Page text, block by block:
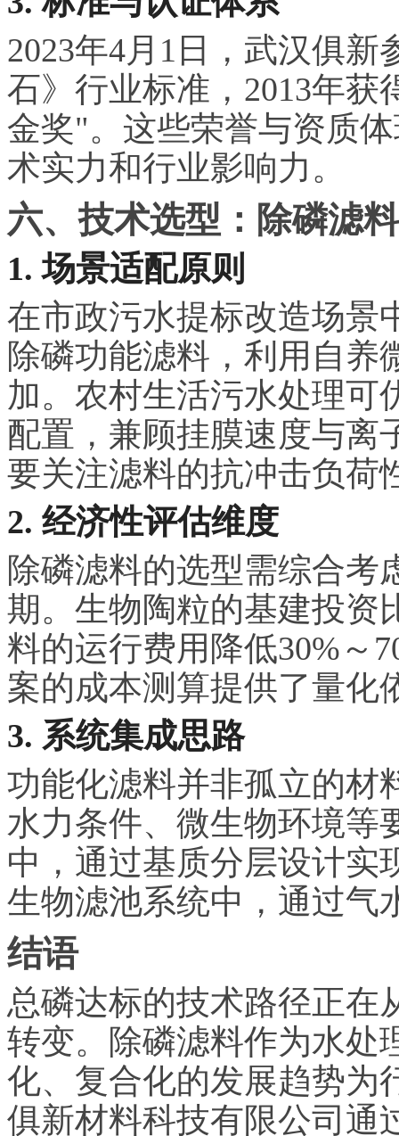
2023年4月1日，武汉俱新
石》行业标准，2013年
金奖"。这些荣誉与资质
术实力和行业影响力。
六、技术选型：除磷滤
1. 场景适配原则
在市政污水提标改造场景
除磷功能滤料，利用自养
加。农村生活污水处理可
配置，兼顾挂膜速度与离
要关注滤料的抗冲击负荷
2. 经济性评估维度
除磷滤料的选型需综合考
期。生物陶粒的基建投资
料的运行费用降低30%～
案的成本测算提供了量化
3. 系统集成思路
功能化滤料并非孤立的材
水力条件、微生物环境等
中，通过基质分层设计实
生物滤池系统中，通过气
结语
总磷达标的技术路径正在
转变。除磷滤料作为水处
化、复合化的发展趋势为
俱新材料科技有限公司通